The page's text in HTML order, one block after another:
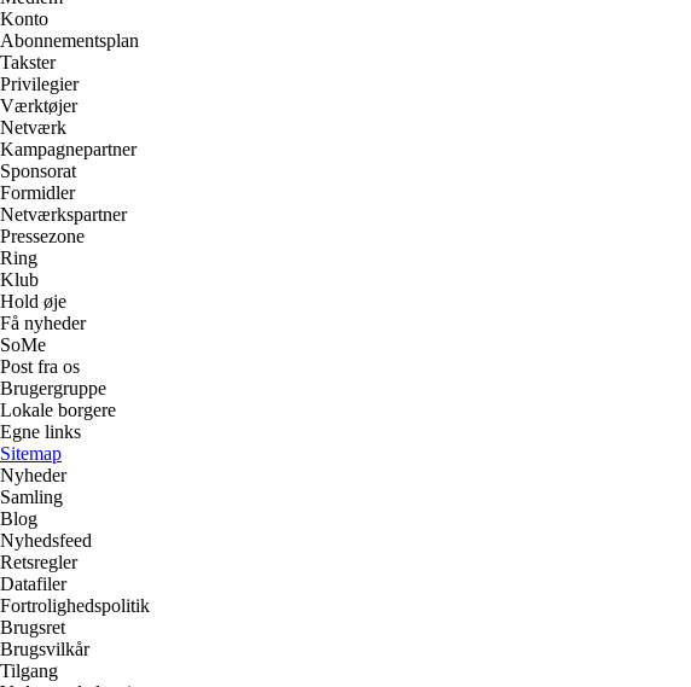
Konto
Abonnementsplan
Takster
Privilegier
Værktøjer
Netværk
Kampagnepartner
Sponsorat
Formidler
Netværkspartner
Pressezone
Ring
Klub
Hold øje
Få nyheder
SoMe
Post fra os
Brugergruppe
Lokale borgere
Egne links
Sitemap
Nyheder
Samling
Blog
Nyhedsfeed
Retsregler
Datafiler
Fortrolighedspolitik
Brugsret
Brugsvilkår
Tilgang